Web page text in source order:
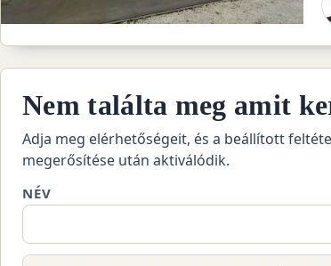
Nem találta meg amit
Adja meg elérhetőségeit, és a beállított
megerősítése után aktiválódik.
NÉV